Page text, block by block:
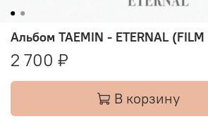
Альбом TAEMIN - ETERNAL (FILM
2 700 ₽
В корзину